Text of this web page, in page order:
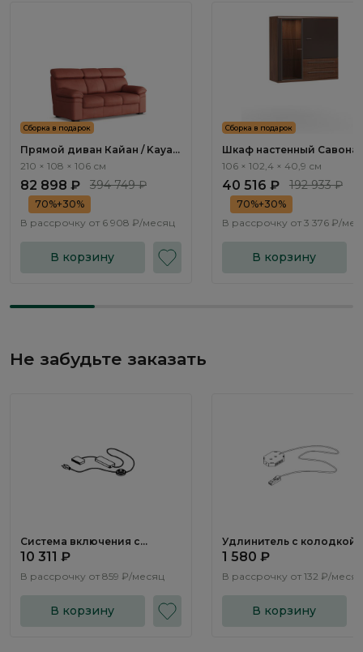
Сборка в подарок
Прямой диван Кайан / Kayan
ММ111.18
210 × 108 × 106 см
82 898 ₽ 394 749 ₽
70%+30%
В рассрочку от 6 908 ₽/месяц
В корзину
Сборка в подарок
Шкаф настенный Савона /
Savona AS2412.0
106 × 102,4 × 40,9 см
40 516 ₽ 192 933 ₽
70%+30%
В рассрочку от 3 376 ₽/
В корзину
Не забудьте заказать
Система включения с
трансформатором SV148
10 311 ₽
В рассрочку от 859 ₽/месяц
В корзину
Удлинитель с колодкой
LS061.0
1 580 ₽
В рассрочку от 132 ₽/месяц
В корзину